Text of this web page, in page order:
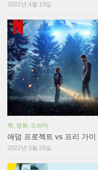
2022년 4월 19일
책, 영화, 드라마
애덤 프로젝트 vs 프리 가
2022년 3월 26일